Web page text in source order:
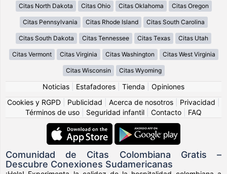
Citas North Dakota Citas Ohio Citas Oklahoma Citas Oregon
Citas Pennsylvania Citas Rhode Island Citas South Carolina
Citas South Dakota Citas Tennessee Citas Texas Citas Utah
Citas Vermont Citas Virginia Citas Washington Citas West Virginia
Citas Wisconsin Citas Wyoming
Noticias Estafadores Tienda
Opiniones
Cookies y RGPD
Publicidad Acerca de nosotros Privacidad
Términos de uso
Seguridad infantil Contacto FAQ
Comunidad de Citas Colombiana Gratis –
Descubre Conexiones Sudamericanas